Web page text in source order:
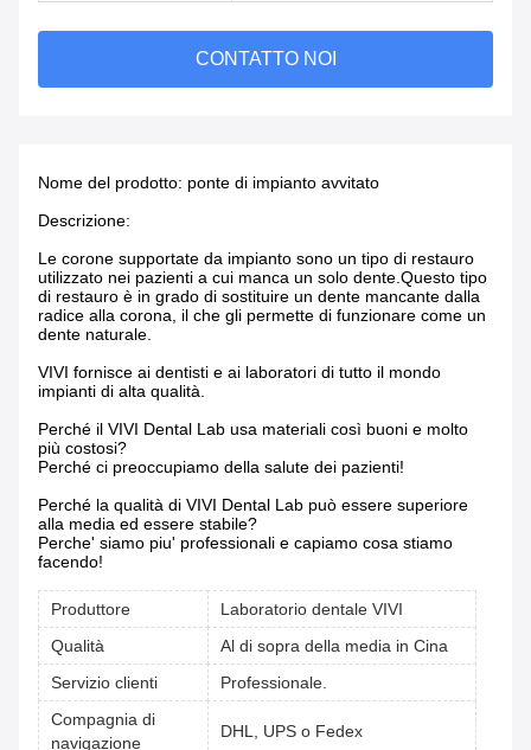
CONTATTO NOI
Nome del prodotto: ponte di impianto avvitato
Descrizione:
Le corone supportate da impianto sono un tipo di restauro
utilizzato nei pazienti a cui manca un solo dente.Questo tipo
di restauro è in grado di sostituire un dente mancante dalla
radice alla corona, il che gli permette di funzionare come un
dente naturale.
VIVI fornisce ai dentisti e ai laboratori di tutto il mondo
impianti di alta qualità.
Perché il VIVI Dental Lab usa materiali così buoni e molto
più costosi?
Perché ci preoccupiamo della salute dei pazienti!
Perché la qualità di VIVI Dental Lab può essere superiore
alla media ed essere stabile?
Perche' siamo piu' professionali e capiamo cosa stiamo
facendo!
Produttore
Laboratorio dentale VIVI
Qualità
Al di sopra della media in Cina
Servizio clienti
Professionale.
Compagnia di
navigazione
DHL, UPS o Fedex